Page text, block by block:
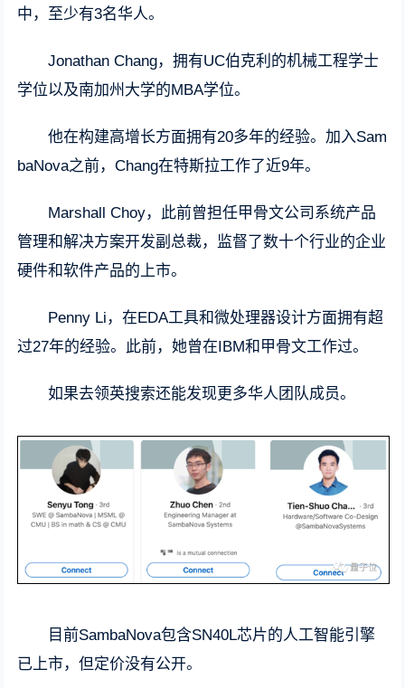
中，至少有3名华人。
Jonathan Chang，拥有UC伯克利的机械工程学士
学位以及南加州大学的MBA学位。
他在构建高增长方面拥有20多年的经验。加入Sam
baNova之前，Chang在特斯拉工作了近9年。
Marshall Choy，此前曾担任甲骨文公司系统产品
管理和解决方案开发副总裁，监督了数十个行业的企业
硬件和软件产品的上市。
Penny Li，在EDA工具和微处理器设计方面拥有超
过27年的经验。此前，她曾在IBM和甲骨文工作过。
如果去领英搜索还能发现更多华人团队成员。
目前SambaNova包含SN40L芯片的人工智能引擎
已上市，但定价没有公开。